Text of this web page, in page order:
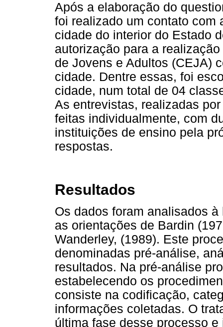
Após a elaboração do
foi realizado um contato com
cidade do interior do Estado
autorização para a
de Jovens e Adultos (CEJA)
cidade. Dentre essas, foi
cidade, num total de 04
As entrevistas, realizadas
feitas individualmente, com
instituições de ensino pela
respostas.
Resultados
Os dados foram analisados
as orientações de Bardin
Wanderley, (1989). Este
denominadas pré-análise,
resultados. Na pré-análise
estabelecendo os
consiste na codificação,
informações coletadas. O
última fase desse processo